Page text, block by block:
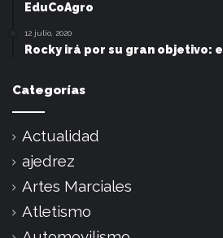
EduCoAgro
12 julio, 2020
Rocky irá por su gran objetivo:
Categorías
Actualidad
ajedrez
Artes Marciales
Atletismo